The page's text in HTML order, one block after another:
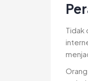
Tidak